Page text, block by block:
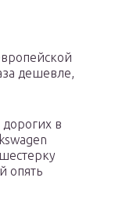
дешевле,
в
опять